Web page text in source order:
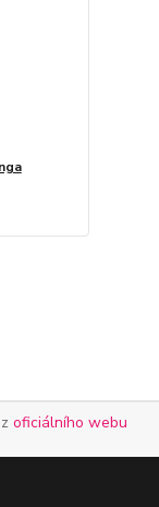
oficiálního webu